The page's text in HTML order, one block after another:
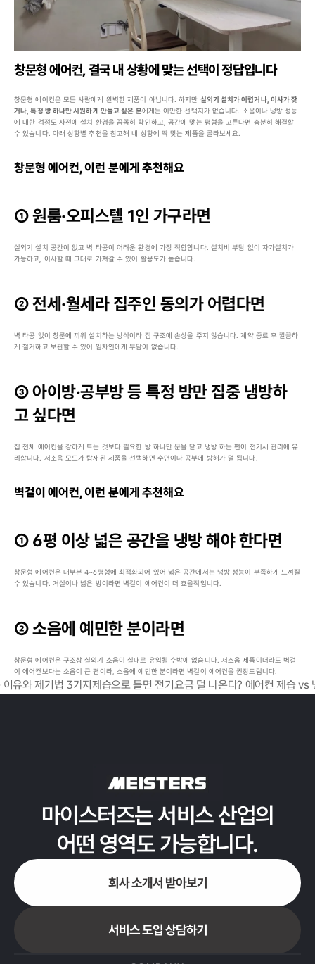
창문형 에어컨, 결국 내 상황에 맞는 선택이 정답입니다
창문형 에어컨은 모든 사람에게 완벽한 제품이 아닙니다. 하지만 실외기 설치가 어렵거나, 이사가 잦
거나, 특정 방 하나만 시원하게 만들고 싶은 분에게는 이만한 선택지가 없습니다. 소음이나 냉방 성능
에 대한 걱정도 사전에 설치 환경을 꼼꼼히 확인하고, 공간에 맞는 평형을 고른다면 충분히 해결할
수 있습니다. 아래 상황별 추천을 참고해 내 상황에 딱 맞는 제품을 골라보세요.
창문형 에어컨, 이런 분에게 추천해요
① 원룸·오피스텔 1인 가구라면
실외기 설치 공간이 없고 벽 타공이 어려운 환경에 가장 적합합니다. 설치비 부담 없이 자가설치가
가능하고, 이사할 때 그대로 가져갈 수 있어 활용도가 높습니다.
② 전세·월세라 집주인 동의가 어렵다면
벽 타공 없이 창문에 끼워 설치하는 방식이라 집 구조에 손상을 주지 않습니다. 계약 종료 후 깔끔하
게 철거하고 보관할 수 있어 임차인에게 부담이 없습니다.
③ 아이방·공부방 등 특정 방만 집중 냉방하
고 싶다면
집 전체 에어컨을 강하게 트는 것보다 필요한 방 하나만 문을 닫고 냉방 하는 편이 전기세 관리에 유
리합니다. 저소음 모드가 탑재된 제품을 선택하면 수면이나 공부에 방해가 덜 됩니다.
벽걸이 에어컨, 이런 분에게 추천해요
① 6평 이상 넓은 공간을 냉방 해야 한다면
창문형 에어컨은 대부분 4~6평형에 최적화되어 있어 넓은 공간에서는 냉방 성능이 부족하게 느껴질
수 있습니다. 거실이나 넓은 방이라면 벽걸이 에어컨이 더 효율적입니다.
② 소음에 예민한 분이라면
창문형 에어컨은 구조상 실외기 소음이 실내로 유입될 수밖에 없습니다. 저소음 제품이더라도 벽걸
이 에어컨보다는 소음이 큰 편이라, 소음에 예민한 분이라면 벽걸이 에어컨을 권장드립니다.
이유와 제거법 3가지제습으로 틀면 전기요금 덜 나온다? 에어컨 제습 vs
마이스터즈는 서비스 산업의
어떤 영역도 가능합니다.
회사 소개서 받아보기
서비스 도입 상담하기